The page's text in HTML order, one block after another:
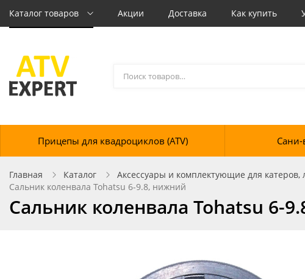
Каталог товаров Акции Доставка Как купить
Прицепы для квадроциклов (ATV) Сани-
Главная Каталог Аксессуары и комплектующие для катеров,
Сальник коленвала Tohatsu 6-9.8, нижний
Сальник коленвала Tohatsu 6-